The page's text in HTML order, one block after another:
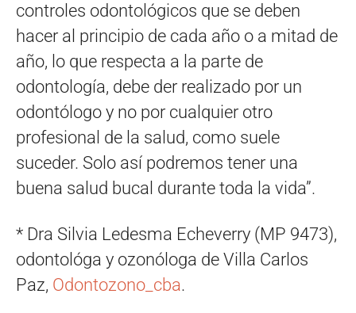
controles odontológicos que se deben
hacer al principio de cada año o a mitad de
año, lo que respecta a la parte de
odontología, debe der realizado por un
odontólogo y no por cualquier otro
profesional de la salud, como suele
suceder. Solo así podremos tener una
buena salud bucal durante toda la vida”.
* Dra Silvia Ledesma Echeverry (MP 9473),
odontológa y ozonóloga de Villa Carlos
Paz, Odontozono_cba.